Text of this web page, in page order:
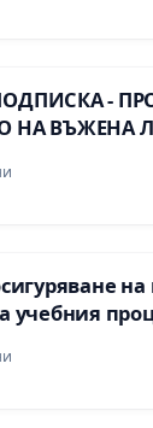
-
НА ВЪЖЕНА
НА
„ХЪЛМ НА
учебния
правото на
на
I“ и